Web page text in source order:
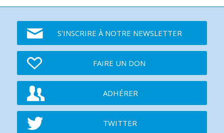
S'INSCRIRE À NOTRE NEWSLETTER
FAIRE UN DON
ADHÉRER
TWITTER